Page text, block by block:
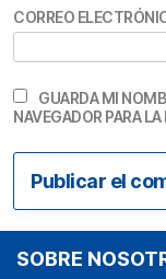
CORREO
GUARDA MI
NAVEGADOR PARA
SOBRE